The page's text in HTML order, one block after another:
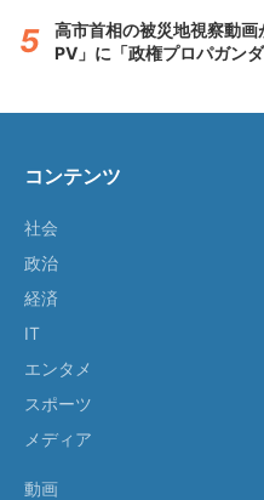
高市首相の被災地視察動
PV」に「政権プロパガン
コンテンツ
社会
政治
経済
IT
エンタメ
スポーツ
メディア
動画